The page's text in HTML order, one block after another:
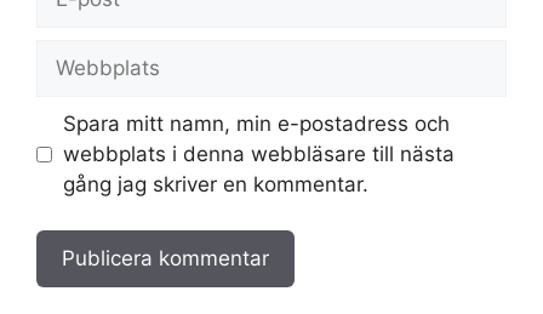
post
Spara mitt namn, min e-postadress och
webbplats i denna webbläsare till nästa
gång jag skriver en kommentar.